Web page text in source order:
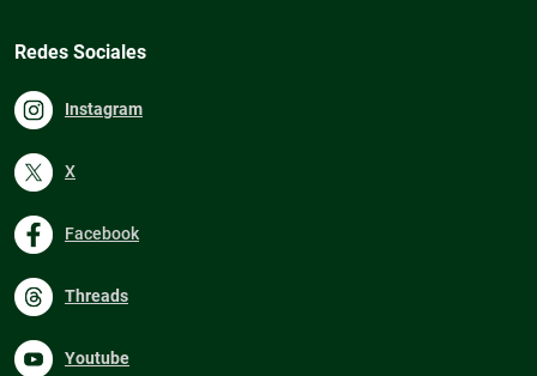
Redes Sociales
Instagram
X
Facebook
Threads
Youtube